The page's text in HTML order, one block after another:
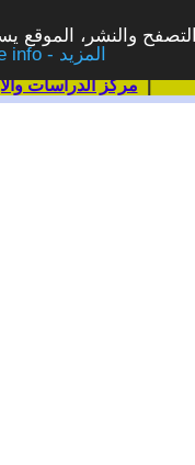
والنشر، الموقع
More info - المزيد
مركز الدراسات|